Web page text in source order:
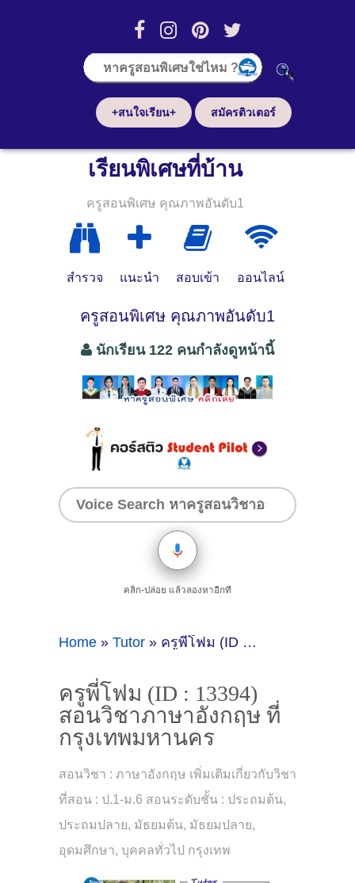
+สนใจเรียน+ สมัครติวเตอร์
เรียนพิเศษที่บ้าน
ครูสอนพิเศษ คุณภาพอันดับ1
สำรวจ แนะนำ สอบเข้า ออนไลน์
ครูสอนพิเศษ คุณภาพอันดับ1
นักเรียน 122 คนกำลังดูหน้านี้
คลิก-ปล่อย แล้วลองหาอีกที
Home » Tutor » ครูพี่โฟม (ID : 13394) สอนวิชาภาษาอังกฤษ ที่กรุงเทพมหานคร
ครูพี่โฟม (ID : 13394)
สอนวิชาภาษาอังกฤษ ที่
กรุงเทพมหานคร
สอนวิชา : ภาษาอังกฤษ เพิ่มเติมเกี่ยวกับวิชา
ที่สอน : ป.1-ม.6 สอนระดับชั้น : ประถมต้น,
ประถมปลาย, มัธยมต้น, มัธยมปลาย,
อุดมศึกษา, บุคคลทั่วไป กรุงเทพ